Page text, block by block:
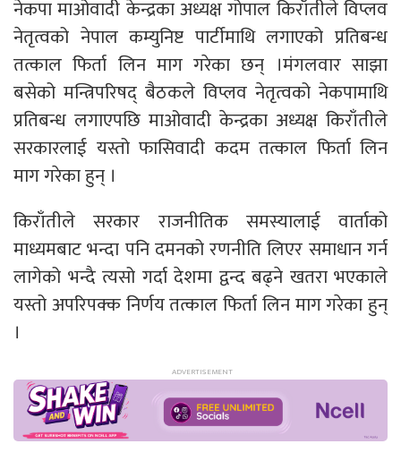
नेकपा माओवादी केन्द्रका अध्यक्ष गोपाल किराँतीले विप्लव
नेतृत्वको नेपाल कम्युनिष्ट पार्टीमाथि लगाएको प्रतिबन्ध
तत्काल फिर्ता लिन माग गरेका छन् ।मंगलवार साझा
बसेको मन्त्रिपरिषद् बैठकले विप्लव नेतृत्वको नेकपामाथि
प्रतिबन्ध लगाएपछि माओवादी केन्द्रका अध्यक्ष किराँतीले
सरकारलाई यस्तो फासिवादी कदम तत्काल फिर्ता लिन
माग गरेका हुन् ।
किराँतीले सरकार राजनीतिक समस्यालाई वार्ताको
माध्यमबाट भन्दा पनि दमनको रणनीति लिएर समाधान गर्न
लागेको भन्दै त्यसो गर्दा देशमा द्वन्द बढ्ने खतरा भएकाले
यस्तो अपरिपक्क निर्णय तत्काल फिर्ता लिन माग गरेका हुन्
।